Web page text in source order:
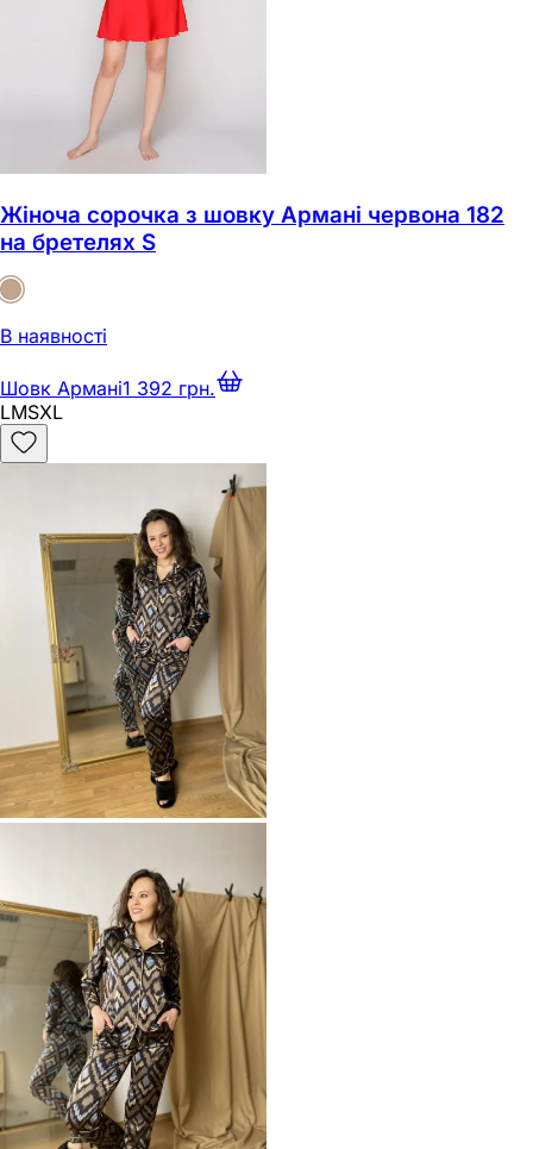
Жіноча сорочка з шовку Армані червона 182
на бретелях S
В наявності
Шовк Армані1 392 грн.
LMSXL